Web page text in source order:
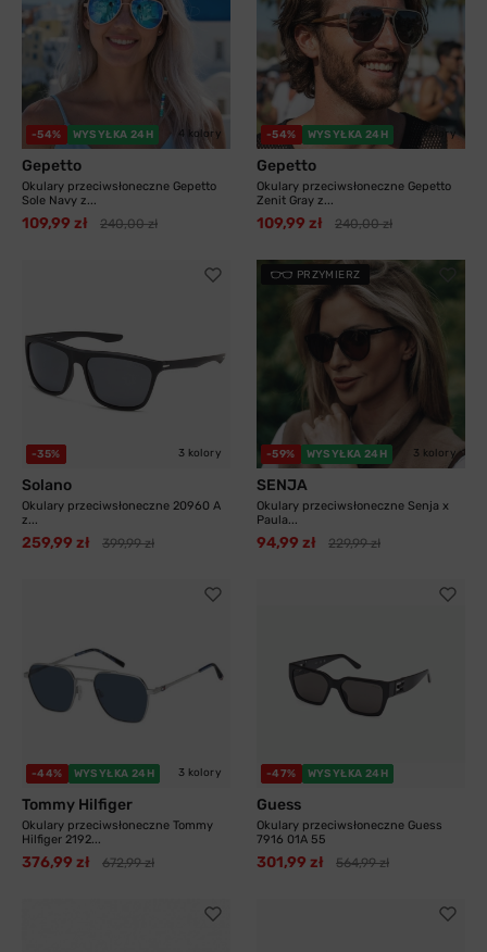
-54% WYSYŁKA 24H 4 kolory
Gepetto
Okulary przeciwsłoneczne Gepetto
Sole Navy z...
109,99 zł 240,00 zł
-54% WYSYŁKA 24H 3 kolory
Gepetto
Okulary przeciwsłoneczne Gepetto
Zenit Gray z...
109,99 zł 240,00 zł
-35% 3 kolory
Solano
Okulary przeciwsłoneczne 20960 A
z...
259,99 zł 399,99 zł
PRZYMIERZ
-59% WYSYŁKA 24H 3 kolory
SENJA
Okulary przeciwsłoneczne Senja x
Paula...
94,99 zł 229,99 zł
-44% WYSYŁKA 24H 3 kolory
Tommy Hilfiger
Okulary przeciwsłoneczne Tommy
Hilfiger 2192...
376,99 zł 672,99 zł
-47% WYSYŁKA 24H
Guess
Okulary przeciwsłoneczne Guess
7916 01A 55
301,99 zł 564,99 zł